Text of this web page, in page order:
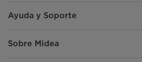
Ayuda y Soporte
Sobre Midea